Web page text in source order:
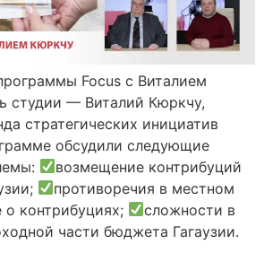
Focus с Виталием
студии — Виталий Кюркчу,
стратегических инициатив
обсудили следующие
возмещение контрибуций
противоречия в местном
о контрибуциях;
сложности в
части бюджета Гагаузии.